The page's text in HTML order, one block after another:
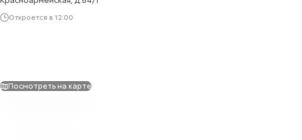
Откроется в 12:00
Посмотреть на карте